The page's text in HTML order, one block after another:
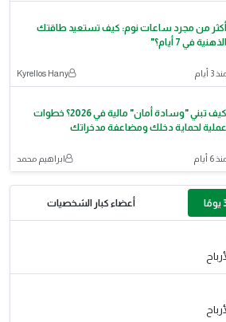
أكثر من مجرد ساعات نوم: كيف تستعيد طاقتك
الذهنية في 7 أيام؟"
3 أيام Kyrellos Hany
كيف تبني "وسادة أمان" مالية في 2026؟ خطوات
عملية لحماية دخلك ومضاعفة مدخراتك
6 أيام ابراهيم محمد
أعضاء كبار الشخصيات